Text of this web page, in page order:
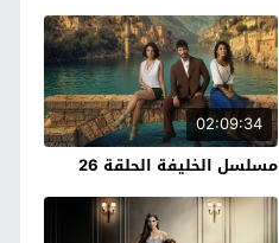
02:09:34
مسلسل الخليفة الحلقة 26